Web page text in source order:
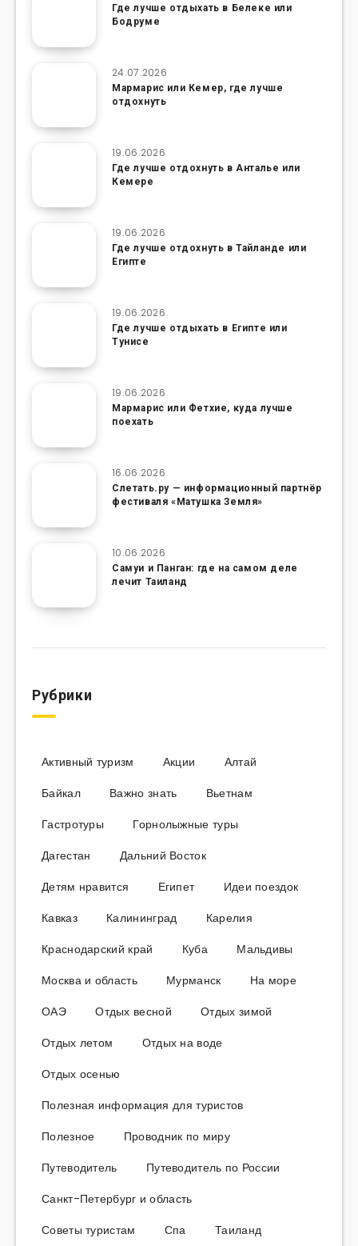
Где лучше отдыхать в Белеке или
Бодруме
24.07.2026
Мармарис или Кемер, где лучше
отдохнуть
19.06.2026
Где лучше отдохнуть в Анталье или
Кемере
19.06.2026
Где лучше отдохнуть в Тайланде или
Египте
19.06.2026
Где лучше отдыхать в Египте или
Тунисе
19.06.2026
Мармарис или Фетхие, куда лучше
поехать
16.06.2026
Слетать.ру — информационный партнёр
фестиваля «Матушка Земля»
10.06.2026
Самуи и Панган: где на самом деле
лечит Таиланд
Рубрики
Активный туризм Акции
Алтай
Байкал
Важно знать
Вьетнам
Гастротуры
Горнолыжные туры
Дагестан
Дальний Восток
Детям нравится
Египет
Идеи поездок
Кавказ
Калининград
Карелия
Краснодарский край
Куба
Мальдивы
Москва и область
Мурманск
На море
ОАЭ
Отдых весной
Отдых зимой
Отдых летом
Отдых на воде
Отдых осенью
Полезная информация для туристов
Полезное
Проводник по миру
Путеводитель
Путеводитель по России
Санкт-Петербург и область
Советы туристам
Спа Таиланд